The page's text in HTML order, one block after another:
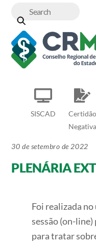
content
SISCAD
Certidão
Negativa
30 de setembro de 2022
PLENÁRIA
Foi realizada
sessão (on-
para tratar